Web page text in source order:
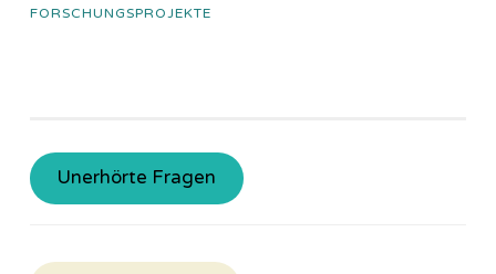
FORSCHUNGSPROJEKTE
Unerhörte Fragen